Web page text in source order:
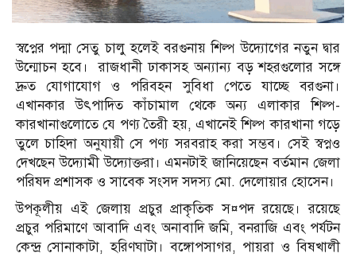
স্বপ্নের পদ্মা সেতু চালু হলেই বরগুনায় শিল্প উদ্যোগের নতুন দ্বার
উন্মোচন হবে। রাজধানী ঢাকাসহ অন্যান্য বড় শহরগুলোর সঙ্গে
দ্রুত যোগাযোগ ও পরিবহন সুবিধা পেতে যাচ্ছে বরগুনা।
এখানকার উৎপাদিত কাঁচামাল থেকে অন্য এলাকার শিল্প-
কারখানাগুলোতে যে পণ্য তৈরী হয়, এখানেই শিল্প কারখানা গড়ে
তুলে চাহিদা অনুযায়ী সে পণ্য সরবরাহ করা সম্ভব। সেই স্বপ্নও
দেখছেন উদ্যোমী উদ্যোক্তরা। এমনটাই জানিয়েছেন বর্তমান জেলা
পরিষদ প্রশাসক ও সাবেক সংসদ সদস্য মো. দেলোয়ার হোসেন।
উপকূলীয় এই জেলায় প্রচুর প্রাকৃতিক স¤পদ রয়েছে। রয়েছে
প্রচুর পরিমাণে আবাদি এবং অনাবাদি জমি, বনরাজি এবং পর্যটন
কেন্দ্র সোনাকাটা, হরিণঘাটা। বঙ্গোপসাগর, পায়রা ও বিষখালী